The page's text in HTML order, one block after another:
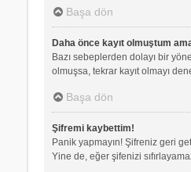
Başa dön
Daha önce kayıt olmuştum
Bazı sebeplerden dolayı bir
olmuşsa, tekrar kayıt olmayı
Başa dön
Şifremi kaybettim!
Panik yapmayın! Şifreniz geri
Yine de, eğer şifenizi